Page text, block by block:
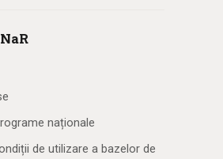
naționale
de utilizare a bazelor de